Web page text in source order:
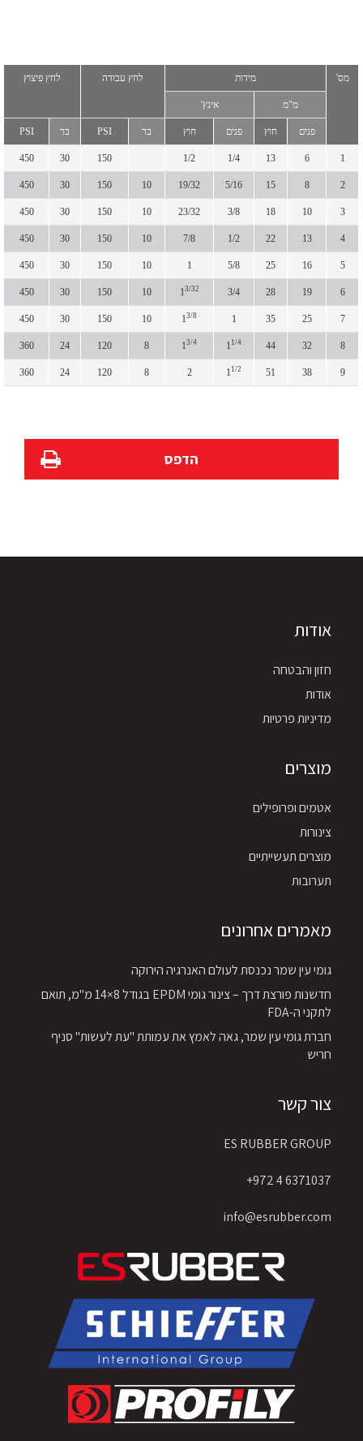
מס' מידות לחץ עבודה לחץ פיצוץ
מ"מ אינץ'
פנים חוץ פנים חוץ בר PSI בר PSI
1
6
13
1/4
1/2
150
30
450
2
8
15
5/16
19/32
10
150
30
450
3
10
18
3/8
23/32
10
150
30
450
4
13
22
1/2
7/8
10
150
30
450
5
16
25
5/8
1
10
150
30
450
6
19
28
3/4
13/32
10
150
30
450
7
25
35
1
13/8
10
150
30
450
8
32
44
1 1/4
13/4
8
120
24
360
9
38
51
1 1/2
2
8
120
24
360
הדפס
אודות
חזון והבטחה
אודות
מדיניות פרטיות
מוצרים
אטמים ופרופילים
צינורות
מוצרים תעשייתיים
תערובות
מאמרים אחרונים
גומי עין שמר נכנסת לעולם האנרגיה הירוקה
חדשנות פורצת דרך – צינור גומי EPDM בגודל 8×14 מ"מ, תואם
לתקני ה-FDA
חברת גומי עין שמר, גאה לאמץ את עמותת "עת לעשות" סניף
חריש
צור קשר
ES RUBBER GROUP
6371037 4 972+
info@esrubber.com